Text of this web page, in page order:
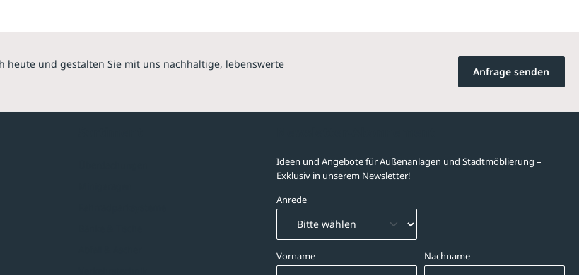
heute und gestalten Sie mit uns nachhaltige, lebenswerte
Anfrage senden
Ideen und Angebote für Außenanlagen und Stadtmöblierung –
Exklusiv in unserem Newsletter!
Anrede
Vorname Nachname